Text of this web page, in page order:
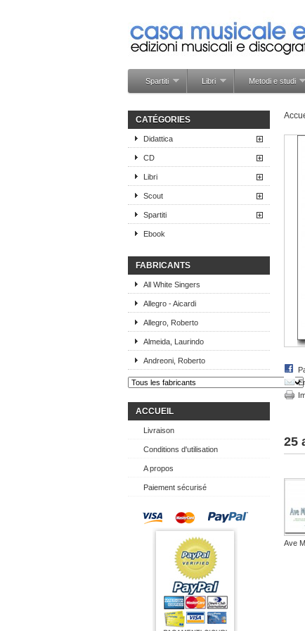
Spartiti Libri Metodi e studi
CATÉGORIES
Didattica
CD
Libri
Scout
Spartiti
Ebook
FABRICANTS
All White Singers
Allegro - Aicardi
Allegro, Roberto
Almeida, Laurindo
Andreoni, Roberto
ACCUEIL
Livraison
Conditions d'utilisation
A propos
Paiement sécurisé
25
Ave